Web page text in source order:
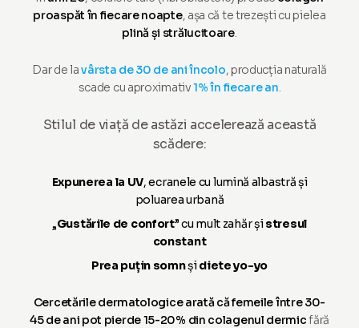
proaspăt în fiecare noapte, așa că te trezești cu pielea
plină și strălucitoare.
Dar de lavârsta de 30 de ani încolo, producția naturală
scade cu aproximativ1% în fiecare an.
Stilul de viață de astăzi accelerează această
scădere:
Expunerea la UV, ecranele cu lumină albastră și
poluarea urbană
„Gustările de confort” cu mult zahăr șistresul
constant
Prea puțin somnșidiete yo-yo
Cercetările dermatologice arată că femeile între 30-
45 de ani pot pierde 15-20% din colagenul dermicfără